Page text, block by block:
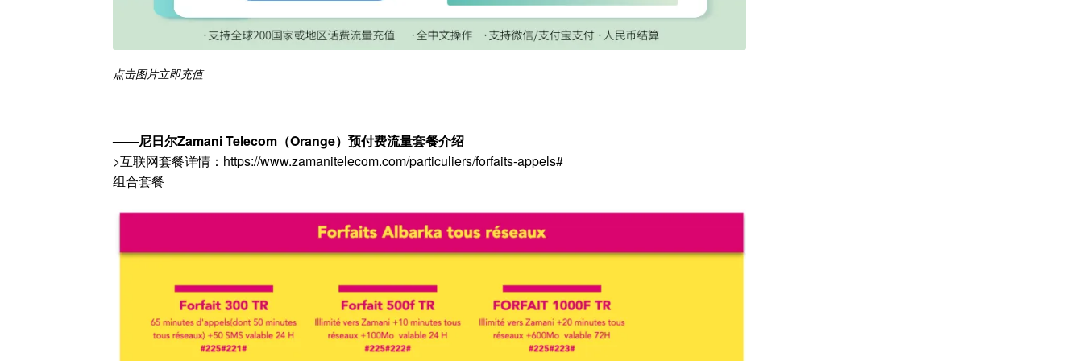
点击图片立即充值
——尼日尔Zamani Telecom（Orange）预付费流量套餐介绍
>互联网套餐详情：https://www.zamanitelecom.com/particuliers/forfaits-appels#
组合套餐